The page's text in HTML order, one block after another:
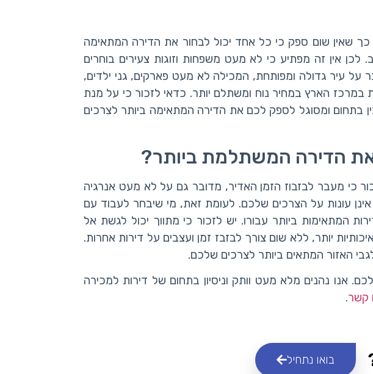
כך שאין שום ספק כי כל אחד יכול לבחור את הדירה המתאימה
במרכז הארץ, כ- 30 דקות נסיעה מתל אביב. לכן אין זה מפתיע כי לא מעט משפחות וזוגות צעירים בוחרים
עיר גדולה ומפותחת, המכילה לא מעט פארקים, גני ילדים,
במרכז הארץ במחיר נוח ומשתלם יותר. כדאי לזכור כי על מנת
בתחום ומסוגל לספק לכם את הדירה המתאימה ביותר לצרכים
את הדירה המשתלמת ביותר?
כי מעבר לבזבוז הזמן האדיר, מדובר גם על לא מעט אנרגיה
אינן עונות על הצרכים שלכם. לעומת זאת, מי שיבחר לעבוד עם
המתאימות ביותר עבורו. יש לזכור כי מתווך יכול לגשת אל
יותר, ללא שום צורך לבזבז זמן ועצבים על דירות אחרות.
האזור המתאים ביותר לצרכים שלכם.
אנו נהנים מלא מעט וותק וניסיון בתחום של דירות למכירה
קשר.
בואו נתחיל